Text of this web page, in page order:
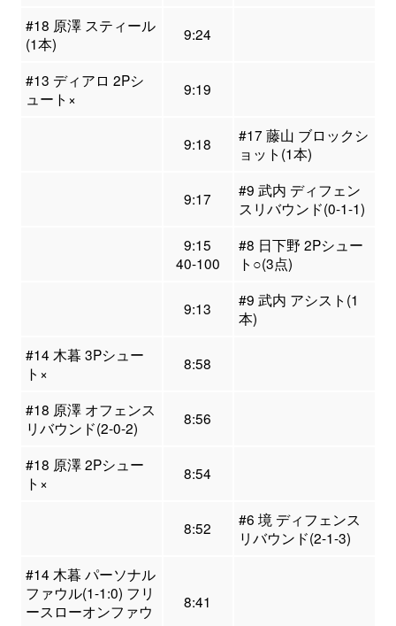
#18 原澤 スティール
(1本)
9:24
#13 ディアロ 2Pシ
ュート×
9:19
9:18
#17 藤山 ブロックシ
ョット(1本)
9:17
#9 武内 ディフェン
スリバウンド(0-1-1)
9:15
40-100
#8 日下野 2Pシュー
ト○(3点)
9:13
#9 武内 アシスト(1
本)
#14 木暮 3Pシュー
ト×
8:58
#18 原澤 オフェンス
リバウンド(2-0-2)
8:56
#18 原澤 2Pシュー
ト×
8:54
8:52
#6 境 ディフェンス
リバウンド(2-1-3)
#14 木暮 パーソナル
ファウル(1-1:0) フリ
ースローオンファウ
8:41